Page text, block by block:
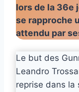
lors de la 36e
se rapproche
attendu par
Le but des
Leandro
reprise dans la